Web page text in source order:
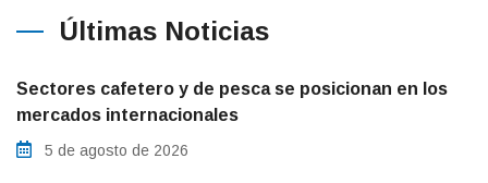
Últimas Noticias
Sectores cafetero y de pesca se posicionan en los
mercados internacionales
5 de agosto de 2026